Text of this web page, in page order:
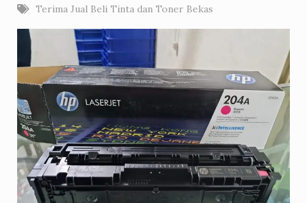
Terima Jual Beli Tinta dan Toner Bekas